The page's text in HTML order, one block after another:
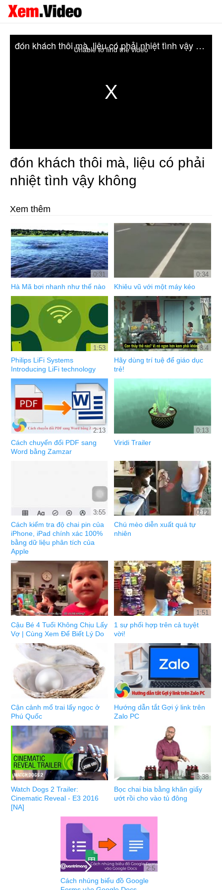
Unable to find the video đón khách thôi mà, liệu có phải nhiệt tình vậy không
đón khách thôi mà, liệu có phải
nhiệt tình vậy không
Xem thêm
0:31
Hà Mã bơi nhanh như thế nào
0:34
Khiêu vũ với một máy kéo
1:53
Philips LiFi Systems
Introducing LiFi technology
3:4
Hãy dùng trí tuệ để giáo dục
trẻ!
2:13
Cách chuyển đổi PDF sang
Word bằng Zamzar
0:13
Viridi Trailer
3:55
Cách kiểm tra độ chai pin của
iPhone, iPad chính xác 100%
bằng dữ liệu phân tích của
Apple
0:12
Chú mèo diễn xuất quá tự
nhiên
Cậu Bé 4 Tuổi Không Chịu Lấy
Vợ | Cùng Xem Để Biết Lý Do
1:51
1 sự phối hợp trên cả tuyệt
vời!
Cận cảnh mổ trai lấy ngọc ở
Phú Quốc
Hướng dẫn tắt Gợi ý link trên
Zalo PC
Watch Dogs 2 Trailer:
Cinematic Reveal - E3 2016
[NA]
3:38
Bọc chai bia bằng khăn giấy
ướt rồi cho vào tủ đông
2:5
Cách nhúng biểu đồ Google